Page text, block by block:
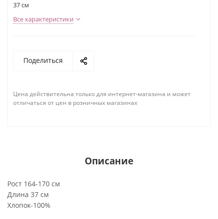
37 см
Все характеристики
Поделиться
Цена действительна только для интернет-магазина и может
отличаться от цен в розничных магазинах
Описание
Рост 164-170 см
Длина 37 см
Хлопок-100%